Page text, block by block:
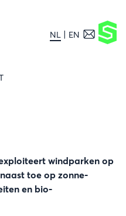
NL EN
windparken op
toe op zonne-
en bio-